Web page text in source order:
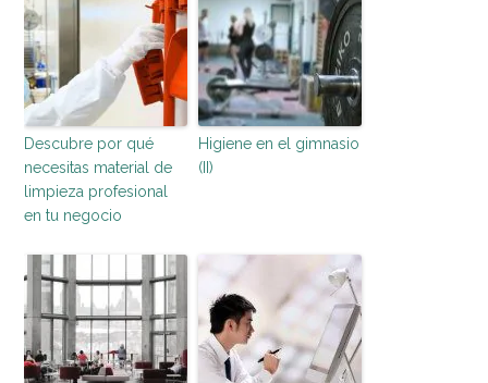
Descubre por qué
necesitas material de
limpieza profesional
en tu negocio
Higiene en el gimnasio
(II)